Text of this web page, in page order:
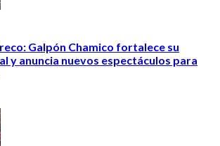
Galpón Chamico fortalece su
y anuncia nuevos espectáculos para